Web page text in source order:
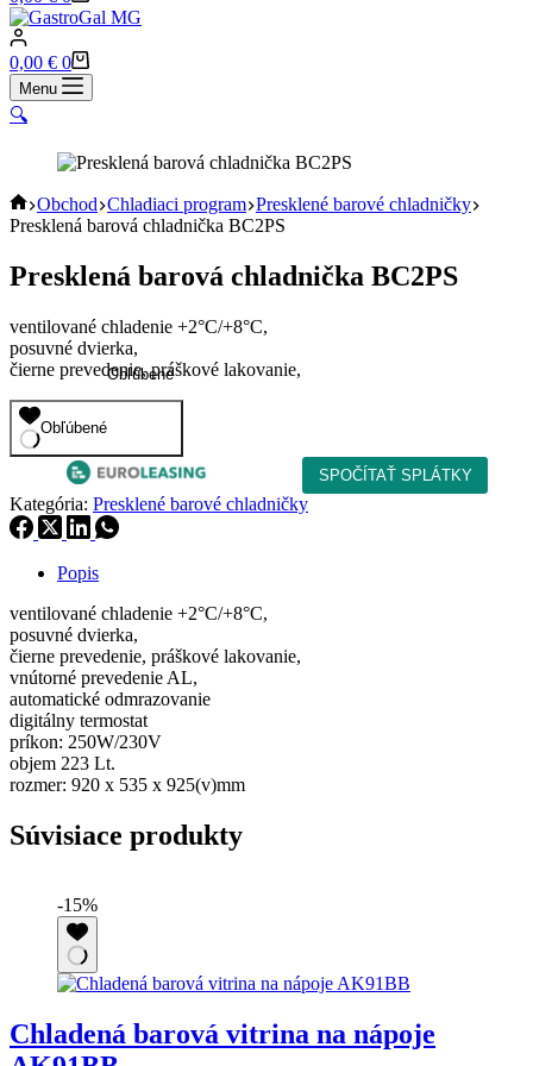
cart
Shopping
cart
0,00 € 0
Menu
🔍
Home
Obchod Chladiaci program Presklené barové chladničky
Presklená barová chladnička BC2PS
Presklená barová chladnička BC2PS
ventilované chladenie +2°C/+8°C,
posuvné dvierka,
čierne prevedenie, práškové lakovanie,
Obľúbené
Obľúbené
Kategória: Presklené barové chladničky
Popis
ventilované chladenie +2°C/+8°C,
posuvné dvierka,
čierne prevedenie, práškové lakovanie,
vnútorné prevedenie AL,
automatické odmrazovanie
digitálny termostat
príkon: 250W/230V
objem 223 Lt.
rozmer: 920 x 535 x 925(v)mm
Súvisiace produkty
-15%
Chladená barová vitrina na nápoje